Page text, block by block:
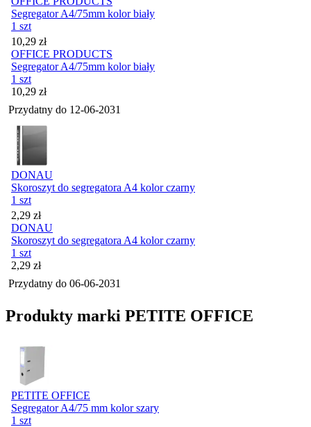
Segregator A4/75mm kolor biały
1 szt
Cena
10,29 zł
OFFICE PRODUCTS
Segregator A4/75mm kolor biały
1 szt
Cena
10,29 zł
Przydatny do 12-06-2031
DONAU
Skoroszyt do segregatora A4 kolor czarny
1 szt
Cena
2,29 zł
DONAU
Skoroszyt do segregatora A4 kolor czarny
1 szt
Cena
2,29 zł
Przydatny do 06-06-2031
Produkty marki PETITE OFFICE
PETITE OFFICE
Segregator A4/75 mm kolor szary
1 szt